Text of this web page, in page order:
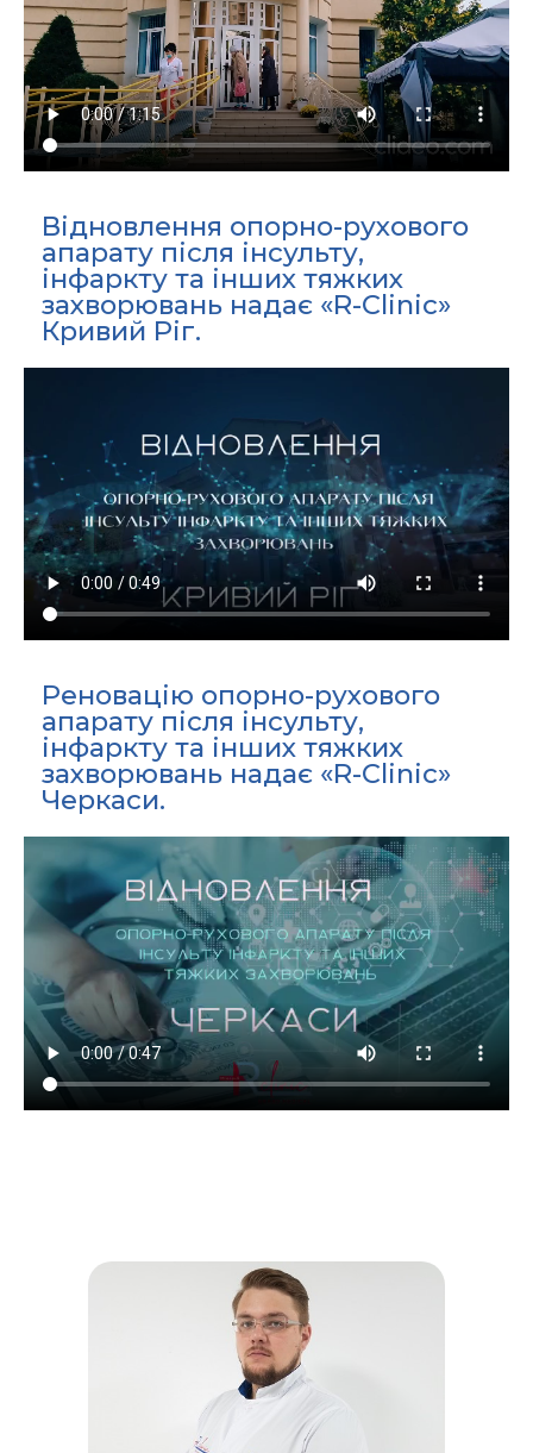
Відновлення опорно-рухового
апарату після інсульту,
інфаркту та інших тяжких
захворювань надає «R-Clinic»
Кривий Ріг.
Реновацію опорно-рухового
апарату після інсульту,
інфаркту та інших тяжких
захворювань надає «R-Clinic»
Черкаси.